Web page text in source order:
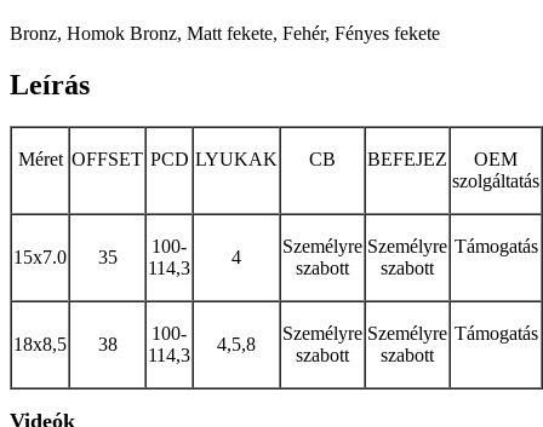
Bronz, Homok Bronz, Matt fekete, Fehér, Fényes fekete
Leírás
Méret OFFSET PCD LYUKAK CB BEFEJEZ
OEM
szolgáltatás
15x7.0 35
100-
114,3
4
Személyre
szabott
Személyre
szabott
Támogatás
18x8,5 38
100-
114,3
4,5,8
Személyre
szabott
Személyre
szabott
Támogatás
Videók